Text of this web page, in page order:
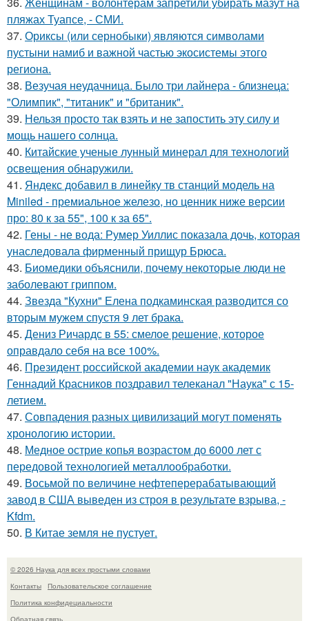
пляжах Туапсе, - СМИ.
37. Ориксы (или сернобыки) являются символами
пустыни намиб и важной частью экосистемы этого
региона.
38. Везучая неудачница. Было три лайнера - близнеца:
"Олимпик", "титаник" и "британик".
39. Нельзя просто так взять и не запостить эту силу и
мощь нашего солнца.
40. Китайские ученые лунный минерал для технологий
освещения обнаружили.
41. Яндекс добавил в линейку тв станций модель на
Miniled - премиальное железо, но ценник ниже версии
про: 80 к за 55", 100 к за 65".
42. Гены - не вода: Румер Уиллис показала дочь, которая
унаследовала фирменный прищур Брюса.
43. Биомедики объяснили, почему некоторые люди не
заболевают гриппом.
44. Звезда "Кухни" Елена подкаминская разводится со
вторым мужем спустя 9 лет брака.
45. Дениз Ричардс в 55: смелое решение, которое
оправдало себя на все 100%.
46. Президент российской академии наук академик
Геннадий Красников поздравил телеканал "Наука" с 15-
летием.
47. Совпадения разных цивилизаций могут поменять
хронологию истории.
48. Медное острие копья возрастом до 6000 лет с
передовой технологией металлообработки.
49. Восьмой по величине нефтеперерабатывающий
завод в США выведен из строя в результате взрыва, -
Kfdm.
50. В Китае земля не пустует.
© 2026 Наука для всех простыми словами
Контакты
Пользовательское соглашение
Политика конфидециальности
Обратная связь